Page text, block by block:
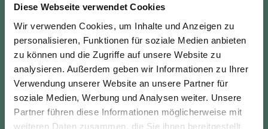
Diese Webseite verwendet Cookies
Wir verwenden Cookies, um Inhalte und Anzeigen zu
personalisieren, Funktionen für soziale Medien anbieten
zu können und die Zugriffe auf unsere Website zu
analysieren. Außerdem geben wir Informationen zu Ihrer
Verwendung unserer Website an unsere Partner für
soziale Medien, Werbung und Analysen weiter. Unsere
Partner führen diese Informationen möglicherweise mit
weiteren Daten zusammen, die Sie ihnen bereitgestellt
24. Juli 2026
ABENDESSEN IM WEINBERG MIT DEM
RESTAURANT AUGURIO
Das Team des Restaurants „Augurio“ aus Trient
kreiert ein Abendessen ganz im Zeichen der
Sommeraromen. Ein strukturiertes Vier-Gänge-
Menü, streng abgestimmt auf die Endrizzi-Weine,
wird den Gaumen anregen und diesen Abend